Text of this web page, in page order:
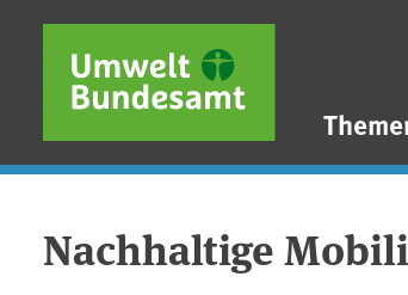
Direkt zum Inhalt
Direkt zum Hauptmenü
Direkt zur Fußzeile
Nachhaltige